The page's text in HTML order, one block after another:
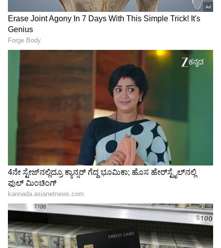
"ರಾಜಕೀಯ ಬೇಡ, ಸಿನಿಮಾನೇ ಪ್ರಾಣ":
ಕನಕೋತ್ಸವದಲ್ಲಿ ರಿಷಬ್ ಶೆಟ್ಟಿ | Rishab
Shetty speech | Suvarna News
ಶೇ.50 ರಿಂದ ಶೇ.18 ಕ್ಕೆ TAX ಇಳಿಕೆ: ಮೋದಿ-
ಟ್ರಂಪ್ ಐತಿಹಾಸಿಕ ಒಪ್ಪಂದ | India US
Trade Deal | Party Rounds